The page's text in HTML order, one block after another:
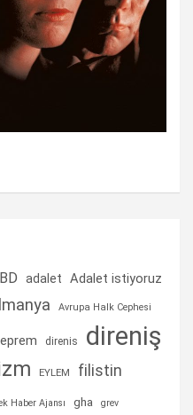
adalet Adalet istiyoruz
Avrupa Halk Cephesi
direnis direniş
EYLEM filistin
Haber Ajansı gha grev